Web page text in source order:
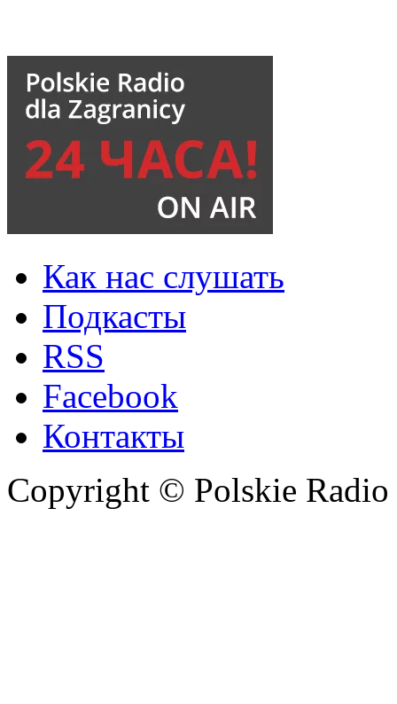
Как нас слушать
Подкасты
RSS
Facebook
Контакты
Copyright © Polskie